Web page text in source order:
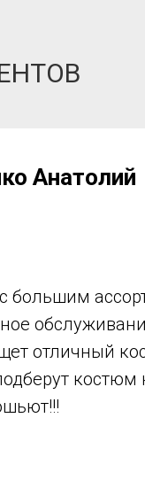
Анатолий
большим
отличный